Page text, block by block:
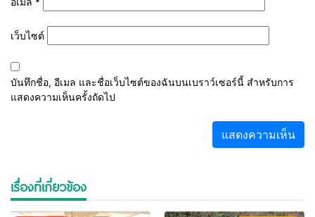
เว็บไซต์
บันทึกชื่อ, อีเมล และชื่อเว็บไซต์ของฉันบนเบราว์เซอร์นี้ สำหรับการ
แสดงความเห็นครั้งถัดไป
เรื่องที่เกี่ยวข้อง